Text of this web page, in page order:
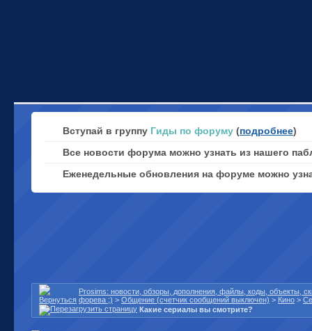
Вступай в группу Гиды по форуму (подробнее)
Все новости форума можно узнать из нашего
Еженедельные обновления на форуме можно
Prosims: новости, обзоры, дополнения, файлы, коды, объекты,
форева ;) > Общение (счетчик сообщений выключен) > Кино >
Какие сериалы вы смотрите?